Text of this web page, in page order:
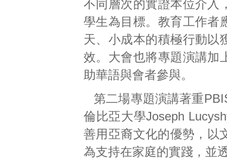
不同層次的實證本位介入
學生為目標。教育工作者
天、小成本的積極行動以
效。大會也將專題演講加
助華語與會者參與。
第二場專題演講著重
倫比亞大學Joseph
善用亞裔文化的優勢，以
為支持在家庭的實踐，並